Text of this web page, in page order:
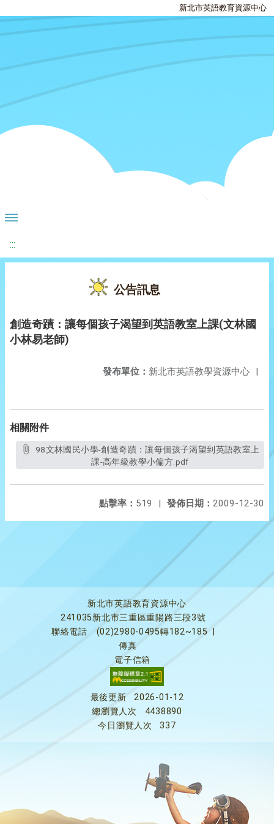
新北市英語教育資源中心
:::
公告訊息
創造奇蹟：讓每個孩子渴望到英語教室上課(文林國
小林易老師)
發布單位： 新北市英語教學資源中心 |
相關附件
課-高年級教學小偏方.pdf
發佈日期： 2009-12-30
點擊率： 519 |
新北市英語教育資源中心
241035新北市三重區重陽路三段3號
聯絡電話
(02)2980-0495轉182~185
傳真
電子信箱
最後更新
2026-01-12
總瀏覽人次
4438890
今日瀏覽人次
337